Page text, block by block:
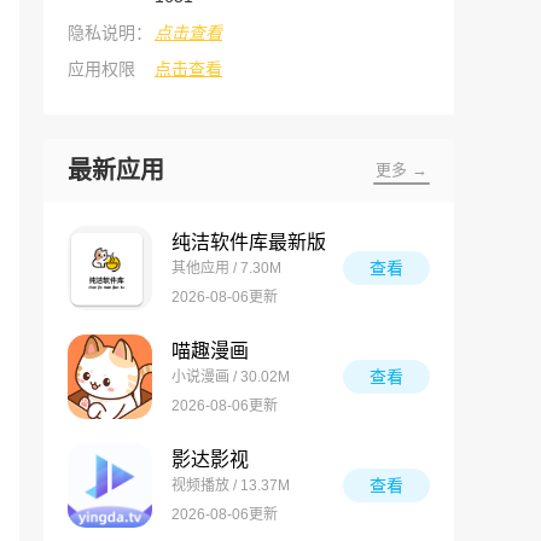
隐私说明：
点击查看
应用权限
点击查看
最新应用 更多 →
纯洁软件库最新版
其他应用 / 7.30M
2026-08-06更新
查看
喵趣漫画
小说漫画 / 30.02M
2026-08-06更新
查看
影达影视
视频播放 / 13.37M
2026-08-06更新
查看